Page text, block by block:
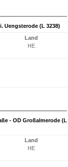
Uengsterode (L 3238)
Land
HE
- OD Großalmerode (L
Land
HE